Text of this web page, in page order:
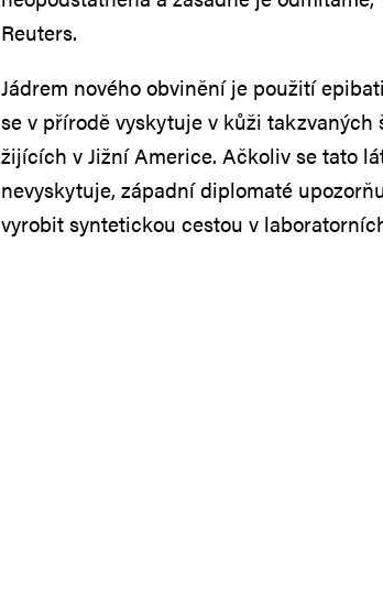
Reuters.
Jádrem nového obvinění je použití
se v přírodě vyskytuje v kůži
žijících v Jižní Americe. Ačkoliv se tato
nevyskytuje, západní diplomaté
vyrobit syntetickou cestou v